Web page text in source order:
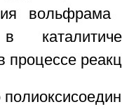
вольфрама
процессе